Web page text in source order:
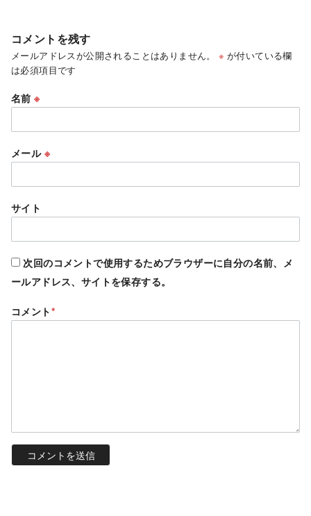
コメントを残す
メールアドレスが公開されることはありません。 ※ が付いている欄
は必須項目です
名前※
メール ※
サイト
次回のコメントで使用するためブラウザーに自分の名前、メ
ールアドレス、サイトを保存する。
コメント*